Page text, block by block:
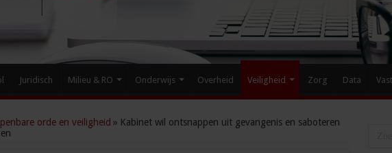
Juridisch Milieu & RO Onderwijs Overheid Veiligheid Zorg Data
orde en veiligheid » Kabinet wil ontsnappen uit gevangenis en saboteren